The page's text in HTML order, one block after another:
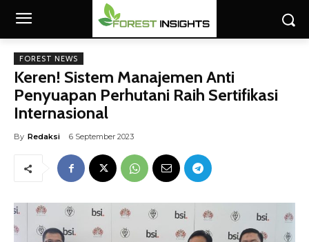
FOREST NEWS
Keren! Sistem Manajemen Anti
Penyuapan Perhutani Raih Sertifikasi
Internasional
By Redaksi 6 September 2023